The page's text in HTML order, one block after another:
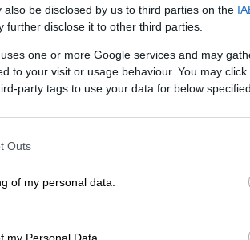
be disclosed by us to third parties on the
further disclose it to other third parties.
one or more Google services and may
to your visit or usage behaviour. You may
party tags to use your data for below
Outs
of my personal data.
my Personal Data.
να επινοήσει δίκη του
εβραϊκή συναγωγή -